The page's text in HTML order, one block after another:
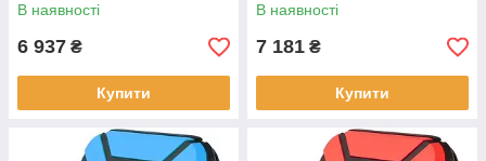
В наявності
6 937 ₴
Купити
В наявності
7 181 ₴
Купити